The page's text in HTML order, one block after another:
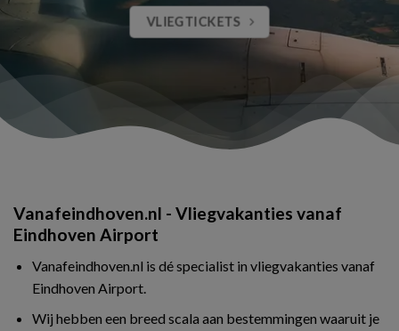
VLIEGTICKETS
Vanafeindhoven.nl - Vliegvakanties vanaf
Eindhoven Airport
Vanafeindhoven.nl is dé specialist in vliegvakanties vanaf
Eindhoven Airport.
Wij hebben een breed scala aan bestemmingen waaruit je